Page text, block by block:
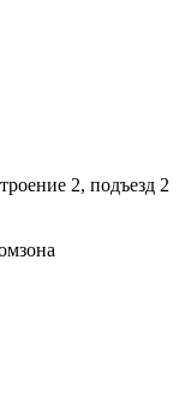
2, подъезд 2